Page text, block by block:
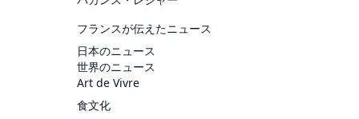
フランスが伝えたニュース
日本のニュース
世界のニュース
Art de Vivre
食文化